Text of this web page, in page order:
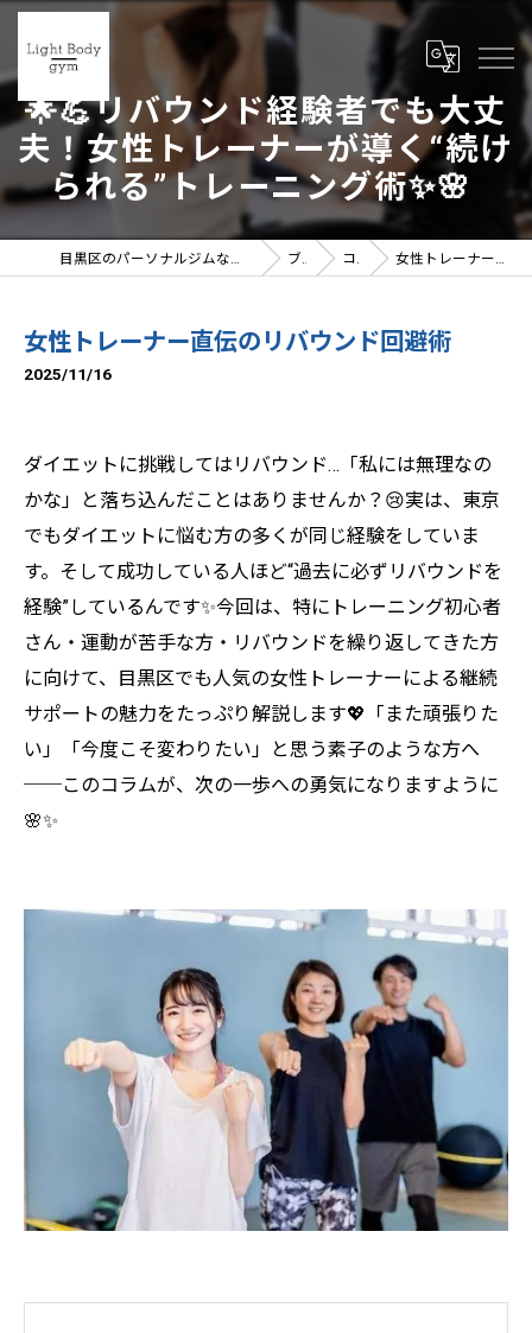
🌟💪リバウンド経験者でも大丈
夫！女性トレーナーが導く“続け
られる”トレーニング術✨🌸
目黒区のパーソナルジムならLight Body gymへ | 女性トレーナー在籍 ブログ コラム 女性トレーナー直伝のリバウンド回避術
女性トレーナー直伝のリバウンド回避術
2025/11/16
ダイエットに挑戦してはリバウンド…「私には無理なの
かな」と落ち込んだことはありませんか？😢実は、東京
でもダイエットに悩む方の多くが同じ経験をしていま
す。そして成功している人ほど“過去に必ずリバウンドを
経験”しているんです✨今回は、特にトレーニング初心者
さん・運動が苦手な方・リバウンドを繰り返してきた方
に向けて、目黒区でも人気の女性トレーナーによる継続
サポートの魅力をたっぷり解説します💖「また頑張りた
い」「今度こそ変わりたい」と思う素子のような方へ
──このコラムが、次の一歩への勇気になりますように
🌸✨